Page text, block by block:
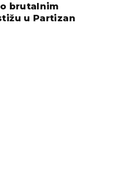
brutalnim
u Partizan